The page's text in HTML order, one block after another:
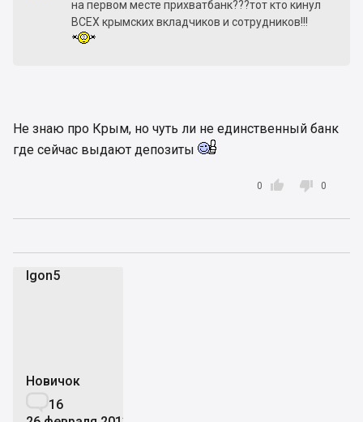
на первом месте прихватбанк???тот кто кинул
ВСЕХ крымских вкладчиков и сотрудников!!!
Не знаю про Крым, но чуть ли не единственный банк
где сейчас выдают депозиты

0  0
Igon5
Новичок
16